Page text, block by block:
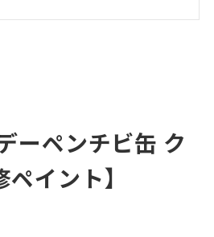
ーペンチビ缶 ク
イント】